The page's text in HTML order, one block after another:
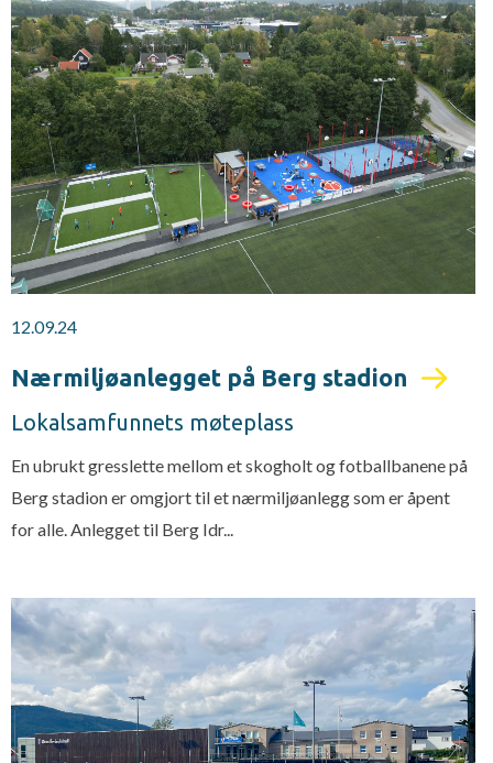
12.09.24
Nærmiljøanlegget på Berg stadion
Lokalsamfunnets møteplass
En ubrukt gresslette mellom et skogholt og fotballbanene på
Berg stadion er omgjort til et nærmiljøanlegg som er åpent
for alle. Anlegget til Berg Idr...